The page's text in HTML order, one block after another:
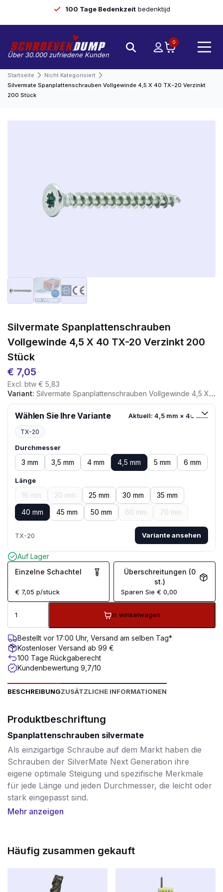
100 Tage Bedenkzeitbedenktijd
Über 30.000 zufriedene Kunden
0
Startseite
Nicht Kategorisiert
Silvermate Spanplattenschrauben Vollgewinde 4,5 X 40 TX-20 Verzinkt
200 Stück
Silvermate Spanplattenschrauben
Vollgewinde 4,5 X 40 TX-20 Verzinkt 200
Stück
€ 7,05
Excl. btw € 5,83
Variant: Silvermate Spanplattenschrauben Vollgewinde 4,5 X 40 TX-20 Verzinkt 200 Stück
Wählen Sie Ihre Variante Aktuell: 4,5 mm × 40 mm
TX-20
Durchmesser
3 mm 3,5 mm 4 mm 4,5 mm 5 mm 6 mm
Länge
16 mm 20 mm 25 mm 30 mm
35 mm
40 mm
45 mm 50 mm 60 mm 70 mm
TX-20 Variante ansehen
Auf Lager
Einzelne Schachtel
€ 7,05 p/stück
Überschreitungen (0
st.)
Sparen Sie€ 0,00
In winkelwagen
Bestellt vor 17:00 Uhr, Versand am selben Tag*
Kostenloser Versand ab 99 €
100 Tage Rückgaberecht
Kundenbewertung 9,7/10
BESCHREIBUNGZUSÄTZLICHE INFORMATIONEN
Produktbeschriftung
Spanplattenschrauben silvermate
Als einzigartige Schraube auf dem Markt haben die
Schrauben der SilverMate Next Generation ihre
eigene optimale Steigung und spezifische Merkmale
für jede Länge und jeden Durchmesser, die leicht oder
stark eingepasst sind.
Kurze Schrauben hingegen haben eine kleinere
haben eine zunehmende Steigung, so dass diese
heutigen Schraubendreher werden immer stärker und
schneller und sparen so eine Menge Zeit.
Mehr anzeigen
Häufig zusammen gekauft